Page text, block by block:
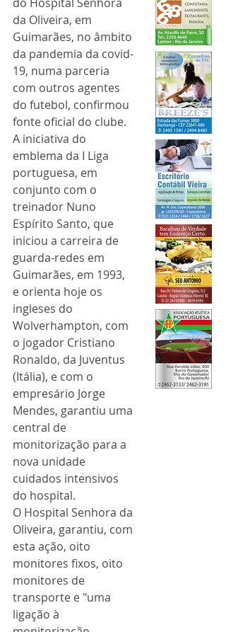
da Oliveira, em
Guimarães, no âmbito
da pandemia da covid-
19, numa parceria
com outros agentes
do futebol, confirmou
fonte oficial do clube.
A iniciativa do
emblema da I Liga
portuguesa, em
conjunto com o
treinador Nuno
Espírito Santo, que
iniciou a carreira de
guarda-redes em
Guimarães, em 1993,
e orienta hoje os
ingleses do
Wolverhampton, com
o jogador Cristiano
Ronaldo, da Juventus
(Itália), e com o
empresário Jorge
Mendes, garantiu uma
central de
monitorização para a
nova unidade
cuidados intensivos
do hospital.
O Hospital Senhora da
Oliveira, garantiu, com
esta ação, oito
monitores fixos, oito
monitores de
transporte e "uma
ligação à